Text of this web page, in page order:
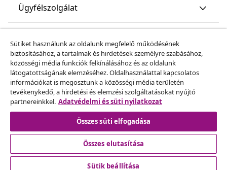
Ügyfélszolgálat
vidaXL
Fedezz fel többet
Sütiket használunk az oldalunk megfelelő működésének
biztosításához, a tartalmak és hirdetések személyre szabásához,
közösségi média funkciók felkínálásához és az oldalunk
látogatottságának elemzéséhez. Oldalhasználattal kapcsolatos
információkat is megosztunk a közösségi média területén
tevékenykedő, a hirdetési és elemzési szolgáltatásokat nyújtó
partnereinkkel. Adatvédelmi és süti nyilatkozat
Összes süti elfogadása
Összes elutasítása
Sütik beállítása